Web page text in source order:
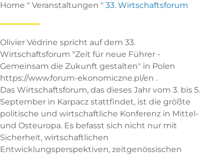
Home " Veranstaltungen " 33. Wirtschaftsforum
Olivier Védrine spricht auf dem 33.
Wirtschaftsforum "Zeit für neue Führer -
Gemeinsam die Zukunft gestalten" in Polen
https://www.forum-ekonomiczne.pl/en .
Das Wirtschaftsforum, das dieses Jahr vom 3. bis 5.
September in Karpacz stattfindet, ist die größte
politische und wirtschaftliche Konferenz in Mittel-
und Osteuropa. Es befasst sich nicht nur mit
Sicherheit, wirtschaftlichen
Entwicklungsperspektiven, zeitgenössischen